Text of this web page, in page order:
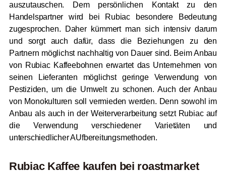
auszutauschen. Dem persönlichen Kontakt zu den
Handelspartner wird bei Rubiac besondere Bedeutung
zugesprochen. Daher kümmert man sich intensiv darum
und sorgt auch dafür, dass die Beziehungen zu den
Partnern möglichst nachhaltig von Dauer sind. Beim Anbau
von Rubiac Kaffeebohnen erwartet das Unternehmen von
seinen Lieferanten möglichst geringe Verwendung von
Pestiziden, um die Umwelt zu schonen. Auch der Anbau
von Monokulturen soll vermieden werden. Denn sowohl im
Anbau als auch in der Weiterverarbeitung setzt Rubiac auf
die Verwendung verschiedener Varietäten und
unterschiedlicher AUfbereitungsmethoden.
Rubiac Kaffee kaufen bei roastmarket